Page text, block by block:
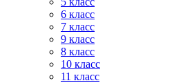
6 класс
7 класс
9 класс
8 класс
10 класс
11 класс